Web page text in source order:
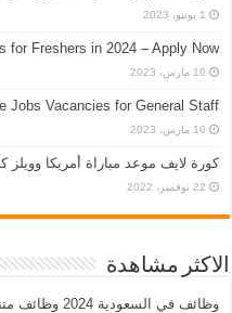
1 يونيو، 2023
for Freshers in 2024 – Apply Now
10 مارس، 2023
Jobs Vacancies for General Staff
10 مارس، 2023
كورة لايف موعد مباراة أمريكا وويلز
22 نوفمبر، 2022
الاكثر مشاهدة
وظائف في